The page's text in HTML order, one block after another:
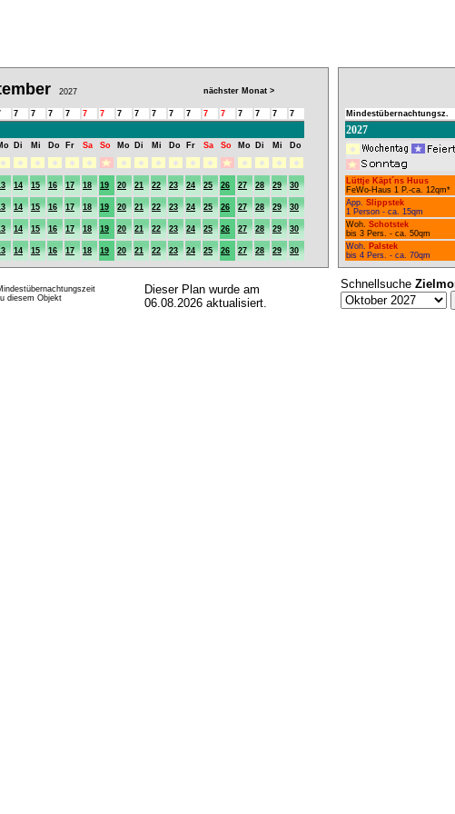
2027 nächster Monat >
7 7 7 7 7 7 7 7 7 7 7 7 7 7 7 7 7
Di Mi Do Fr Sa So Mo Di Mi Do Fr Sa So Mo Di Mi Do
14 15 16 17 18 19 20 21 22 23 24 25 26 27 28 29
30
14 15 16 17 18 19 20 21 22 23 24 25 26 27 28 29
30
14 15 16 17 18 19 20 21 22 23 24 25 26 27 28 29
30
14 15 16 17 18 19 20 21 22 23 24 25 26 27 28 29 30
diesem Objekt
Dieser Plan wurde am
06.08.2026 aktualisiert.
Mindestübernachtungsz.
2027
Lüttje Käpt´ns Huus
FeWo-Haus 1 P.-ca. 12qm*
App. Slippstek
1 Person - ca. 15qm
Woh. Schotstek
bis 3 Pers. - ca. 50qm
Woh. Palstek
bis 4 Pers. - ca. 70qm
Schnellsuche